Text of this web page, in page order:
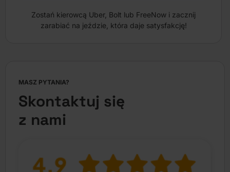
Zostań kierowcą Uber, Bolt lub FreeNow i zacznij
zarabiać na jeździe, która daje satysfakcję!
MASZ PYTANIA?
Skontaktuj się
z nami